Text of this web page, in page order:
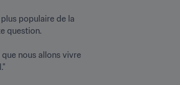
populaire de la
question.
nous allons vivre